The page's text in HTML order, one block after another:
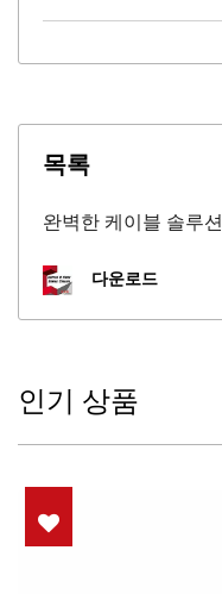
목록
완벽한 케이블 솔루션
다운로드
인기 상품